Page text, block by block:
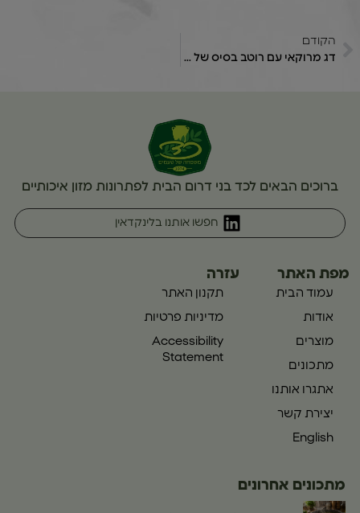
הקודם
דג מרוקאי עם רוטב בסיס של "כד"
ברוכים הבאים לכד בני דרום הבית לפתרונות מזון איכותיים
חפשו אותנו בלינקדאין
מפת האתר
עמוד הבית
אודות
מוצרים
מתכונים
אתגרו אותנו
יצירת קשר
English
עזרה
תקנון האתר
מדיניות פרטיות
Accessibility
Statement
מתכונים אחרונים